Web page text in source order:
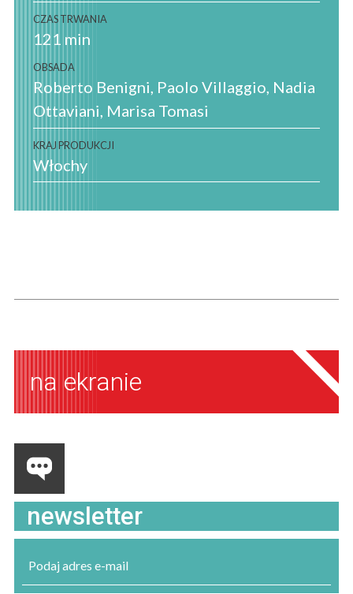
CZAS TRWANIA
121 min
OBSADA
Roberto Benigni, Paolo Villaggio, Nadia
Ottaviani, Marisa Tomasi
KRAJ PRODUKCJI
Włochy
na ekranie
newsletter